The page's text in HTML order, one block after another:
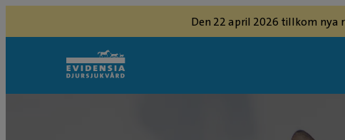
Den 22 april 2026 tillkom nya